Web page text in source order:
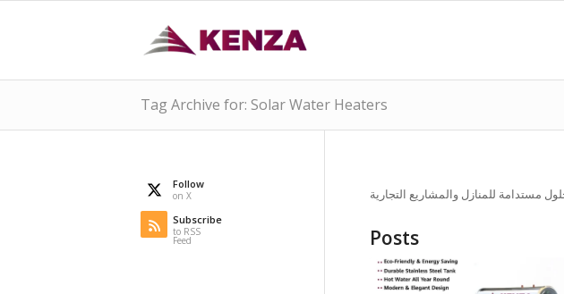
Tag Archive for: Solar Water Heaters
Posts
Follow
on X
Subscribe
to RSS
Feed